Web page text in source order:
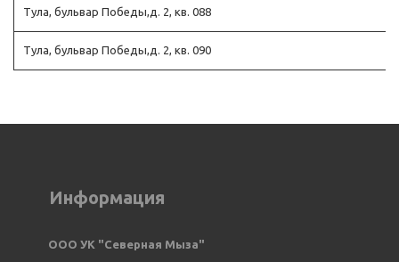
Тула, бульвар Победы,д. 2, кв. 088
Тула, бульвар Победы,д. 2, кв. 090
Информация
ООО УК "Северная Мыза"